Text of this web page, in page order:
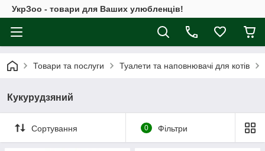
УкрЗоо - товари для Ваших улюбленців!
Товари та послуги Туалети та наповнювачі для котів
Кукурудзяний
Сортування 0 Фільтри